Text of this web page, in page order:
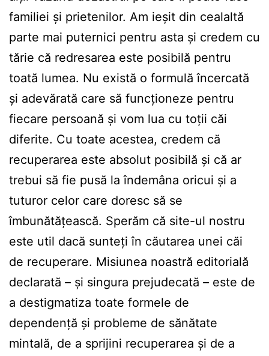
familiei și prietenilor. Am ieșit din cealaltă
parte mai puternici pentru asta și credem cu
tărie că redresarea este posibilă pentru
toată lumea. Nu există o formulă încercată
și adevărată care să funcționeze pentru
fiecare persoană și vom lua cu toții căi
diferite. Cu toate acestea, credem că
recuperarea este absolut posibilă și că ar
trebui să fie pusă la îndemâna oricui și a
tuturor celor care doresc să se
îmbunătățească. Sperăm că site-ul nostru
este util dacă sunteți în căutarea unei căi
de recuperare. Misiunea noastră editorială
declarată – și singura prejudecată – este de
a destigmatiza toate formele de
dependență și probleme de sănătate
mintală, de a sprijini recuperarea și de a